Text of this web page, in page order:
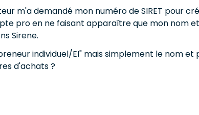
m'a demandé mon numéro de SIRET pour
pro en ne faisant apparaître que mon nom
Sirene.
individuel/EI" mais simplement le nom
d'achats ?